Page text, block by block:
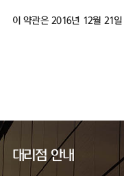
이 약관은 2016년 12월 21일
대리점 안내